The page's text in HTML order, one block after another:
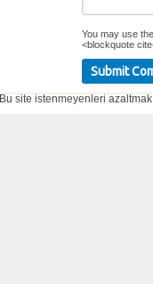
You may use
<blockquote
Bu site istenmeyenleri